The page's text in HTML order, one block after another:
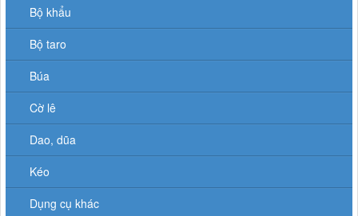
Bộ khẩu
Bộ taro
Búa
Cờ lê
Dao, dũa
Kéo
Dụng cụ khác